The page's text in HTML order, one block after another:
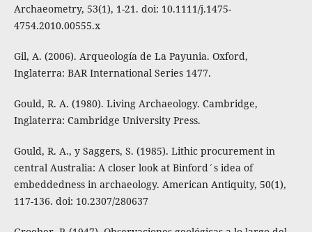
Archaeometry, 53(1), 1-21. doi: 10.1111/j.1475-
4754.2010.00555.x
Gil, A. (2006). Arqueología de La Payunia. Oxford,
Inglaterra: BAR International Series 1477.
Gould, R. A. (1980). Living Archaeology. Cambridge,
Inglaterra: Cambridge University Press.
Gould, R. A., y Saggers, S. (1985). Lithic procurement in
central Australia: A closer look at Binford´s idea of
embeddedness in archaeology. American Antiquity, 50(1),
117-136. doi: 10.2307/280637